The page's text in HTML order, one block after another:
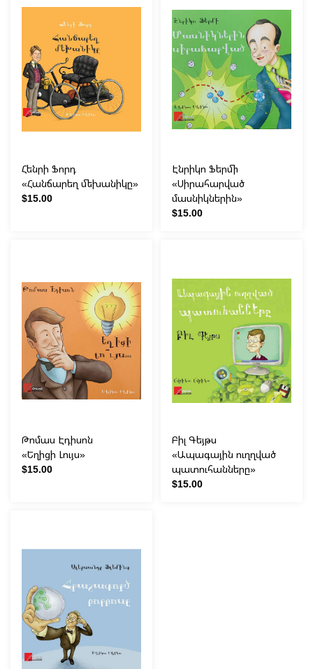
Հենրի Ֆորդ
«Հանճարեղ մեխանիկը»
$15.00
Էնրիկո Ֆերմի
«Սիրահարված
մասնիկներին»
$15.00
Թոմաս Էդիսոն
«Եղիցի Լույս»
$15.00
Բիլ Գեյթս
«Ապագային ուղղված
պատուհանները»
$15.00